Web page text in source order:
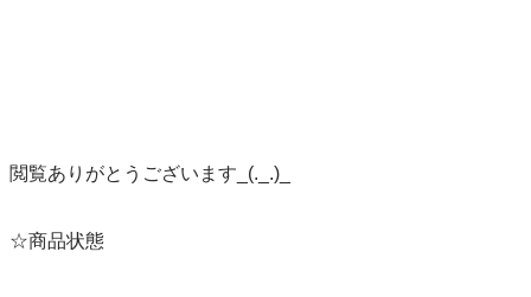
閲覧ありがとうございます_(._.)_
☆商品状態